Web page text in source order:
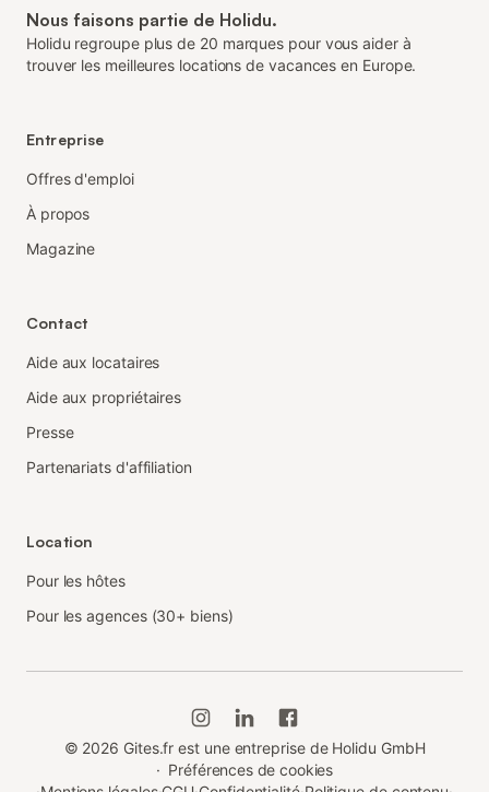
Nous faisons partie de Holidu.
Holidu regroupe plus de 20 marques pour vous aider à
trouver les meilleures locations de vacances en Europe.
Entreprise
Offres d'emploi
À propos
Magazine
Contact
Aide aux locataires
Aide aux propriétaires
Presse
Partenariats d'affiliation
Location
Pour les hôtes
Pour les agences (30+ biens)
© 2026 Gites.fr est une entreprise de Holidu GmbH
· Préférences de cookies